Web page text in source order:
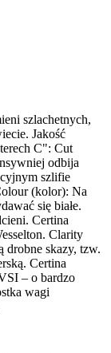
szlachetnych,
Jakość
C": Cut
odbija
szlifie
(kolor): Na
się białe.
Certina
Clarity
drobne skazy, tzw.
Certina
– o bardzo
wagi